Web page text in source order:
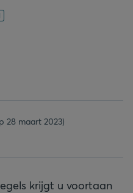
28 maart 2023)
krijgt u voortaan